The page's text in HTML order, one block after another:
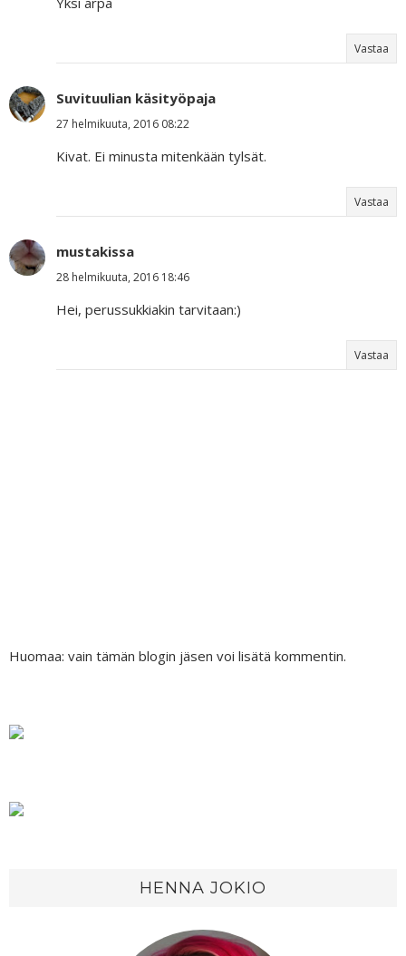
Vastaa
Suvituulian käsityöpaja
27 helmikuuta, 2016 08:22
Kivat. Ei minusta mitenkään tylsät.
Vastaa
mustakissa
28 helmikuuta, 2016 18:46
Hei, perussukkiakin tarvitaan:)
Vastaa
Huomaa: vain tämän blogin jäsen voi lisätä kommentin.
HENNA JOKIO